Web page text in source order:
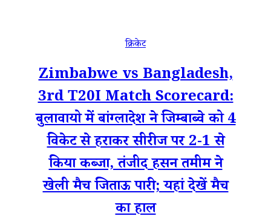
क्रिकेट
Zimbabwe vs Bangladesh,
3rd T20I Match Scorecard:
बुलावायो में बांग्लादेश ने जिम्बाब्वे को 4
विकेट से हराकर सीरीज पर 2-1 से
किया कब्जा, तंजीद हसन तमीम ने
खेली मैच जिताऊ पारी; यहां देखें मैच
का हाल